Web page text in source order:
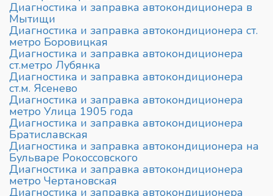
Диагностика и заправка автокондиционера в
Мытищи
Диагностика и заправка автокондиционера ст.
метро Боровицкая
Диагностика и заправка автокондиционера
ст.метро Лубянка
Диагностика и заправка автокондиционера
ст.м. Ясенево
Диагностика и заправка автокондиционера
метро Улица 1905 года
Диагностика и заправка автокондиционера
Братиславская
Диагностика и заправка автокондиционера на
Бульваре Рокоссовского
Диагностика и заправка автокондиционера
метро Чертановская
Диагностика и заправка автокондиционера